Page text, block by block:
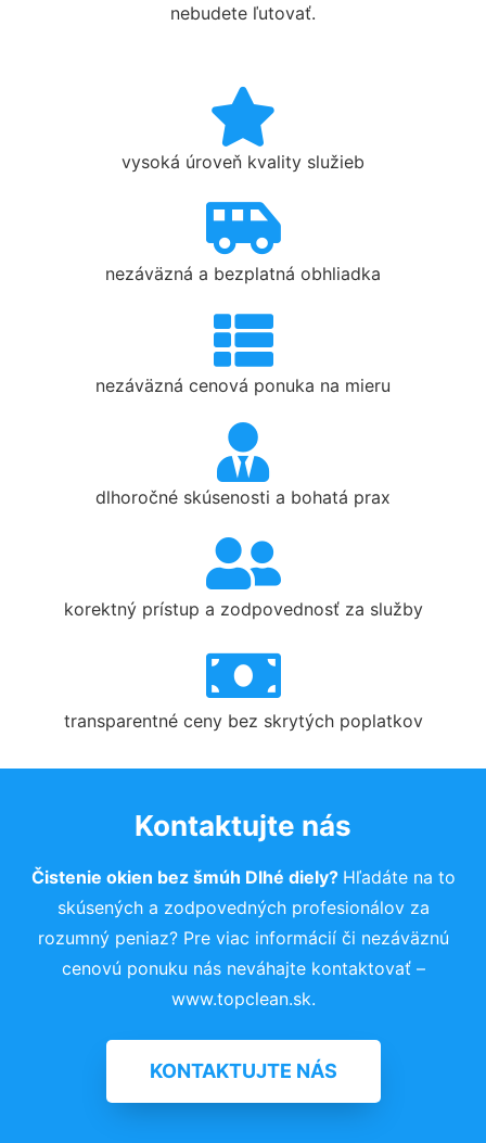
nebudete ľutovať.
vysoká úroveň kvality služieb
nezáväzná a bezplatná obhliadka
nezáväzná cenová ponuka na mieru
dlhoročné skúsenosti a bohatá prax
korektný prístup a zodpovednosť za služby
transparentné ceny bez skrytých poplatkov
Kontaktujte nás
Čistenie okien bez šmúh Dlhé diely? Hľadáte na to
skúsených a zodpovedných profesionálov za
rozumný peniaz? Pre viac informácií či nezáväznú
cenovú ponuku nás neváhajte kontaktovať –
www.topclean.sk.
KONTAKTUJTE NÁS